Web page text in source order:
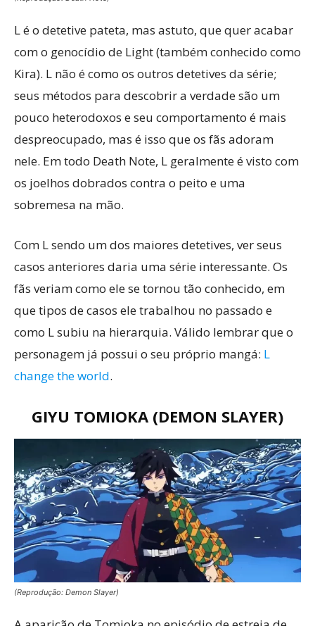
L é o detetive pateta, mas astuto, que quer acabar
com o genocídio de Light (também conhecido como
Kira). L não é como os outros detetives da série;
seus métodos para descobrir a verdade são um
pouco heterodoxos e seu comportamento é mais
despreocupado, mas é isso que os fãs adoram
nele. Em todo Death Note, L geralmente é visto com
os joelhos dobrados contra o peito e uma
sobremesa na mão.
Com L sendo um dos maiores detetives, ver seus
casos anteriores daria uma série interessante. Os
fãs veriam como ele se tornou tão conhecido, em
que tipos de casos ele trabalhou no passado e
como L subiu na hierarquia. Válido lembrar que o
personagem já possui o seu próprio mangá: L
change the world.
GIYU TOMIOKA (DEMON SLAYER)
(Reprodução: Demon Slayer)